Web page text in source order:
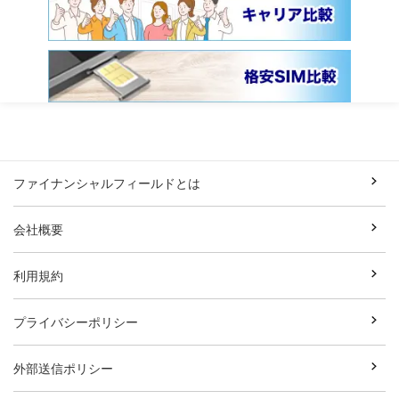
ファイナンシャルフィールドとは
会社概要
利用規約
プライバシーポリシー
外部送信ポリシー